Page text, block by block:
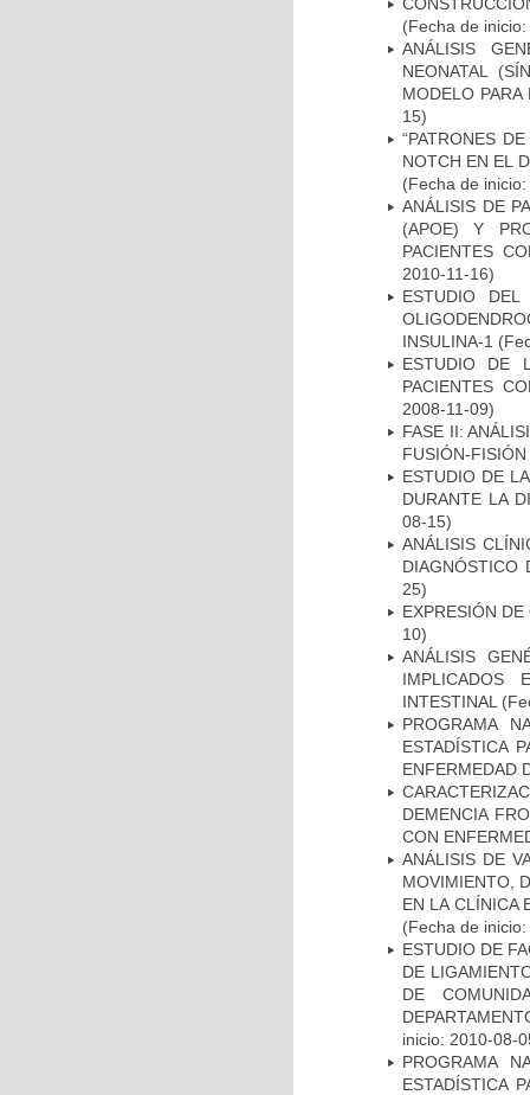
(Fecha de
ANÁLISIS
NEONATAL
MODELO
15)
“PATRONES
NOTCH EN EL
(Fecha de
ANÁLISIS DE
(APOE) Y
PACIENTES
2010-11-16)
ESTUDIO
INSULINA-1
ESTUDIO DE
PACIENTES
2008-11-09)
FASE II:
FUSIÓN-
ESTUDIO DE
DURANTE LA
08-15)
ANÁLISIS
DIAGNÓSTICO
25)
EXPRESIÓN
10)
ANÁLISIS
IMPLICADOS
INTESTINAL
PROGRAMA
ESTADÍSTICA
ENFERMEDAD
DEMENCIA
CON
ANÁLISIS DE
MOVIMIENTO,
EN LA CLÍNICA
(Fecha de
ESTUDIO DE
DE
DE
inicio: 2010-08-
PROGRAMA
ESTADÍSTICA